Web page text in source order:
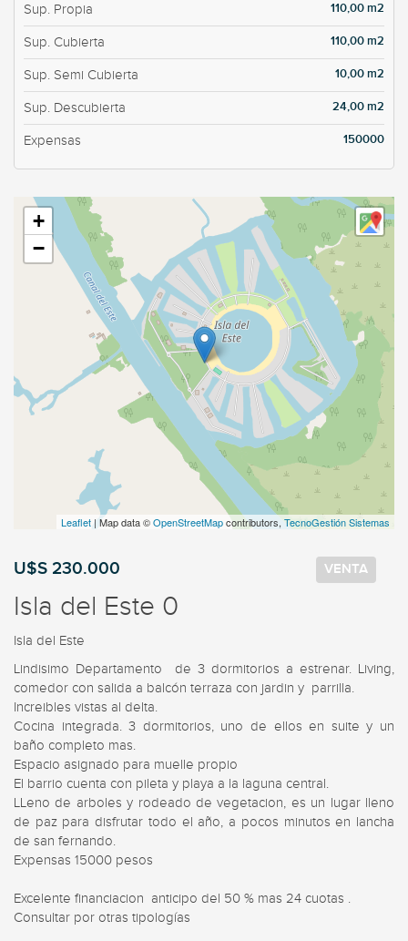
Sup. Propia 110,00 m2
Sup. Cubierta 110,00 m2
Sup. Semi Cubierta 10,00 m2
Sup. Descubierta 24,00 m2
Expensas 150000
+
−
Leaflet | Map data ©OpenStreetMapcontributors, TecnoGestión Sistemas
U$S 230.000 VENTA
Isla del Este 0
Isla del Este
Lindisimo Departamento  de 3 dormitorios a estrenar. Living,
comedor con salida a balcón terraza con jardin y  parrilla.
Increibles vistas al delta.
Cocina integrada. 3 dormitorios, uno de ellos en suite y un
baño completo mas.
Espacio asignado para muelle propio
El barrio cuenta con pileta y playa a la laguna central.
LLeno de arboles y rodeado de vegetacion, es un lugar lleno
de paz para disfrutar todo el año, a pocos minutos en lancha
de san fernando.
Expensas 15000 pesos
Excelente financiacion  anticipo del 50 % mas 24 cuotas .
Consultar por otras tipologías